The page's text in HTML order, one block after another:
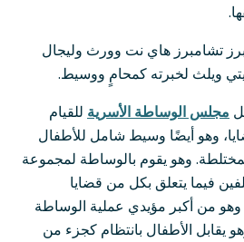
تشامبرز هاي نت وورث وليجال
مجلس الوساطة الأسرية للقيام
وهو أيضًا وسيط شامل للأطفال
وهو يقوم بالوساطة لمجموعة
فيما يتعلق بكل من قضايا
وهو من أكبر مؤيدي عملية الوساطة
يقابل الأطفال بانتظام كجزء من